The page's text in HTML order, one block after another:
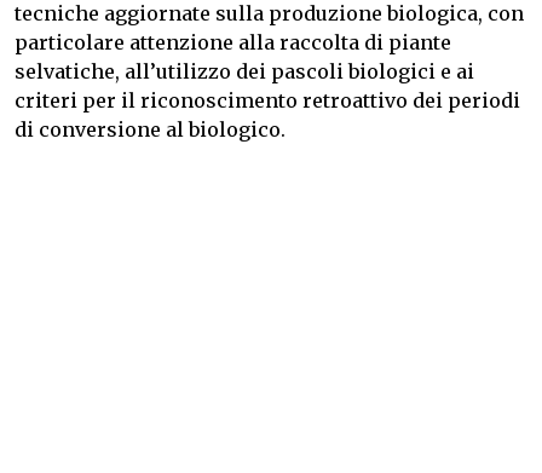
tecniche aggiornate sulla produzione biologica, con
particolare attenzione alla raccolta di piante
selvatiche, all’utilizzo dei pascoli biologici e ai
criteri per il riconoscimento retroattivo dei periodi
di conversione al biologico.